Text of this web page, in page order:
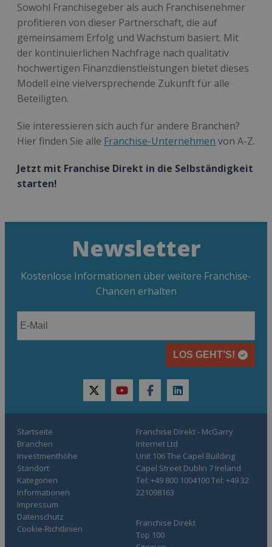
Sowohl Franchisegeber als auch Franchisenehmer
profitieren von dieser Partnerschaft, die auf
gemeinsamem Erfolg und Wachstum basiert. Mit
der kontinuierlichen Nachfrage nach qualitativ
hochwertigen Finanzdienstleistungen bietet dieses
Modell eine vielversprechende Zukunft für alle
Beteiligten.
Sie interessieren sich auch für andere Branchen?
Hier finden Sie alle Franchise-Unternehmen von A-Z.
Jetzt mit Franchise Direkt in die Selbständigkeit
starten!
Newsletter
Kostenlose Informationen über weitere Franchise-
Chancen erhalten
LOS GEHT’S!
twitteryoutubefacebooklinkedin
Startseite
Branchen
Investmenthöhe
Standort
Kategorien
Informationen
Franchise Direkt
Top 100
Impressum
Datenschutz
Cookie-Richtlinien
Franchise Direkt - McGarry
Internet Ltd
Unit 106 The Capel Building
Capel Street Dublin 7 Ireland
Tel: +49 800 1004100 Tel: +49 32
221098163